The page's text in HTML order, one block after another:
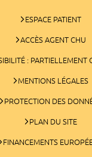
ESPACE PATIENT
ACCÈS AGENT CHU
: PARTIELLEMENT
MENTIONS LÉGALES
PROTECTION DES
PLAN DU SITE
FINANCEMENTS